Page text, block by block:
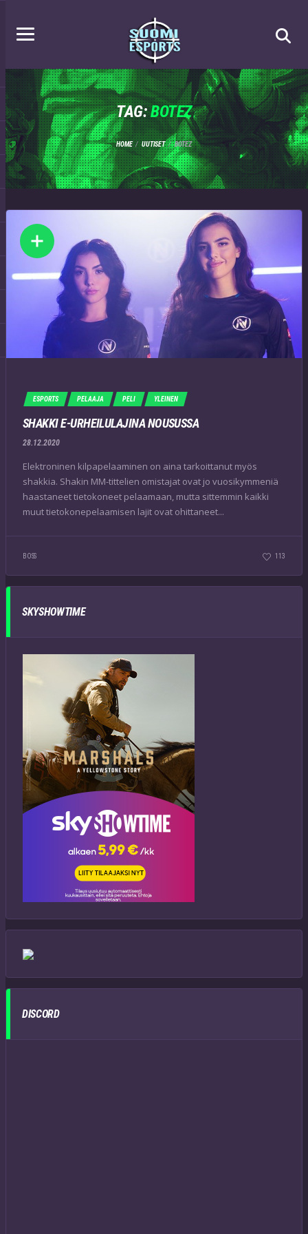
TAG:BOTEZ
HOME UUTISET BOTEZ
ESPORTS PELAAJA PELI YLEINEN
SHAKKI E-URHEILULAJINA NOUSUSSA
28.12.2020
Elektroninen kilpapelaaminen on aina tarkoittanut myös
shakkia. Shakin MM-tittelien omistajat ovat jo vuosikymmeniä
haastaneet tietokoneet pelaamaan, mutta sittemmin kaikki
muut tietokonepelaamisen lajit ovat ohittaneet...
BOSS 113
SKYSHOWTIME
DISCORD